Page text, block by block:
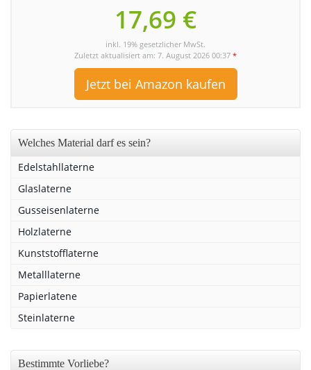
17,69 €
inkl. 19% gesetzlicher MwSt.
Zuletzt aktualisiert am: 7. August 2026 00:37 *
Jetzt bei Amazon kaufen
Welches Material darf es sein?
Edelstahllaterne
Glaslaterne
Gusseisenlaterne
Holzlaterne
Kunststofflaterne
Metalllaterne
Papierlatene
Steinlaterne
Bestimmte Vorliebe?